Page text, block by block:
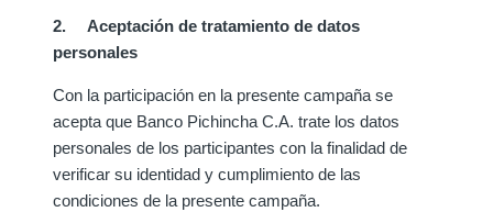
2. Aceptación de tratamiento de datos
personales
Con la participación en la presente campaña se
acepta que Banco Pichincha C.A. trate los datos
personales de los participantes con la finalidad de
verificar su identidad y cumplimiento de las
condiciones de la presente campaña.